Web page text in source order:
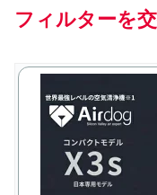
フィルターを